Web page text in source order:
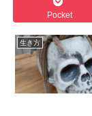
Pocket
生き方